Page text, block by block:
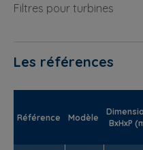
Filtres pour turbines
Les références
Référence Modèle
BxHxP